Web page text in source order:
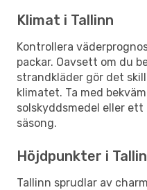
Klimat i Tallinn
Kontrollera
packar. Oavsett om du
strandkläder gör det
klimatet. Ta med
solskyddsmedel eller ett
säsong.
Höjdpunkter i
Tallinn sprudlar av